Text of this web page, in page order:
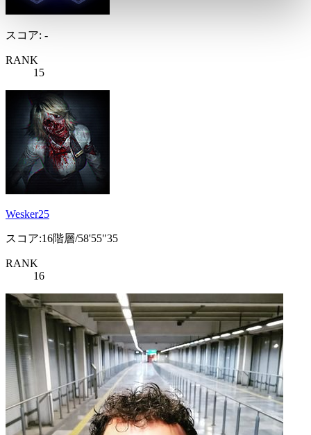
スコア: -
RANK
15
Wesker25
スコア:16階層/58'55"35
RANK
16